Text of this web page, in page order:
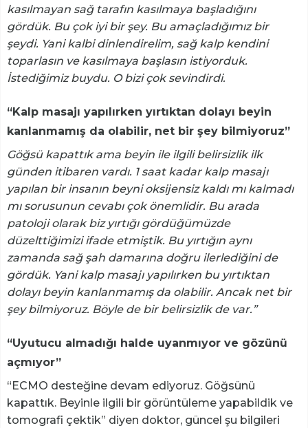
kasılmayan sağ tarafın kasılmaya başladığını
gördük. Bu çok iyi bir şey. Bu amaçladığımız bir
şeydi. Yani kalbi dinlendirelim, sağ kalp kendini
toparlasın ve kasılmaya başlasın istiyorduk.
İstediğimiz buydu. O bizi çok sevindirdi.
“Kalp masajı yapılırken yırtıktan dolayı beyin
kanlanmamış da olabilir, net bir şey bilmiyoruz”
Göğsü kapattık ama beyin ile ilgili belirsizlik ilk
günden itibaren vardı. 1 saat kadar kalp masajı
yapılan bir insanın beyni oksijensiz kaldı mı kalmadı
mı sorusunun cevabı çok önemlidir. Bu arada
patoloji olarak biz yırtığı gördüğümüzde
düzelttiğimizi ifade etmiştik. Bu yırtığın aynı
zamanda sağ şah damarına doğru ilerlediğini de
gördük. Yani kalp masajı yapılırken bu yırtıktan
dolayı beyin kanlanmamış da olabilir. Ancak net bir
şey bilmiyoruz. Böyle de bir belirsizlik de var.”
“Uyutucu almadığı halde uyanmıyor ve gözünü
açmıyor”
“ECMO desteğine devam ediyoruz. Göğsünü
kapattık. Beyinle ilgili bir görüntüleme yapabildik ve
tomografi çektik” diyen doktor, güncel şu bilgileri